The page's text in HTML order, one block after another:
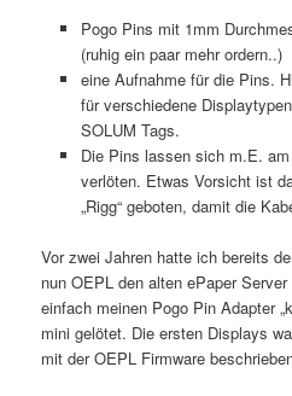
Pogo Pins mit 1mm
(ruhig ein paar mehr ordern..)
eine Aufnahme für die Pins.
für verschiedene
SOLUM Tags.
Die Pins lassen sich m.E.
verlöten. Etwas Vorsicht ist
„Rigg“ geboten, damit die
Vor zwei Jahren hatte ich bereits
nun OEPL den alten ePaper
einfach meinen Pogo Pin Adapter
mini gelötet. Die ersten Displays
mit der OEPL Firmware